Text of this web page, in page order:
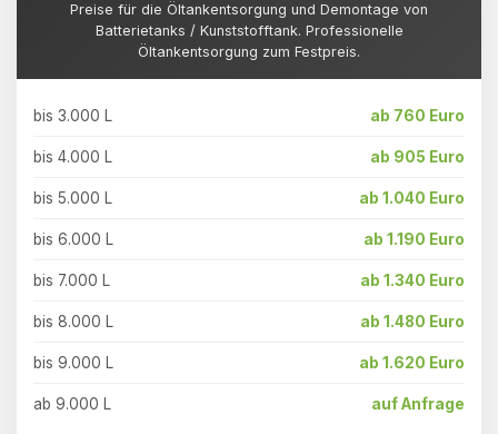
Preise für die Öltankentsorgung und Demontage von
Batterietanks / Kunststofftank. Professionelle
Öltankentsorgung zum Festpreis.
bis 3.000 L ab 760 Euro
bis 4.000 L ab 905 Euro
bis 5.000 L ab 1.040 Euro
bis 6.000 L ab 1.190 Euro
bis 7.000 L ab 1.340 Euro
bis 8.000 L ab 1.480 Euro
bis 9.000 L ab 1.620 Euro
ab 9.000 L auf Anfrage